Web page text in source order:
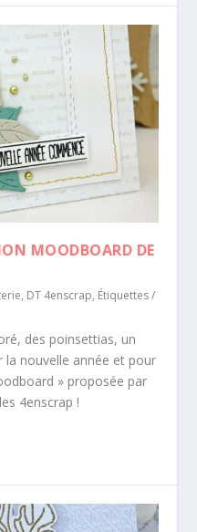
MOODBOARD DE
, DT 4enscrap, Étiquettes /
des poinsettias, un
nouvelle année et pour
» proposée par
4enscrap !